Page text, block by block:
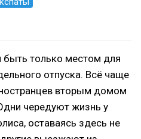
быть только местом для
отпуска. Всё чаще
вторым домом
чередуют жизнь у
оставаясь здесь не